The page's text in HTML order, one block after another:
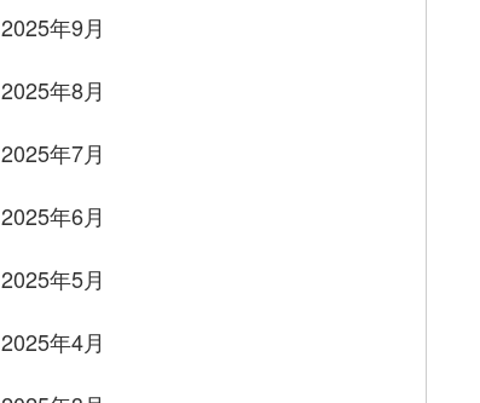
2025年9月
2025年8月
2025年7月
2025年6月
2025年5月
2025年4月